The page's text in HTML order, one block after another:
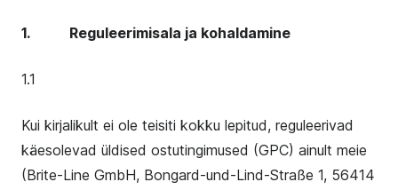
1. Reguleerimisala ja kohaldamine
1.1
Kui kirjalikult ei ole teisiti kokku lepitud, reguleerivad
käesolevad üldised ostutingimused (GPC) ainult meie
(Brite-Line GmbH, Bongard-und-Lind-Straße 1, 56414